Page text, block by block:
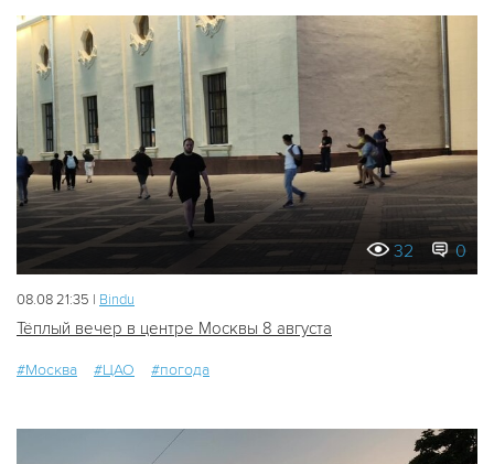
32 0
08.08 21:35 | Bindu
Тёплый вечер в центре Москвы 8 августа
#Москва #ЦАО #погода